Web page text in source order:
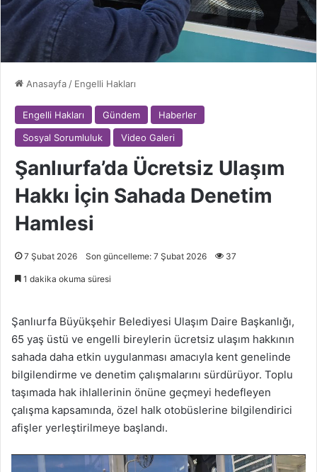
Anasayfa / Engelli Hakları
Engelli Hakları Gündem
Haberler
Sosyal Sorumluluk
Video Galeri
Şanlıurfa’da Ücretsiz Ulaşım
Hakkı İçin Sahada Denetim
Hamlesi
7 Şubat 2026 Son güncelleme: 7 Şubat 2026 37
1 dakika okuma süresi
Şanlıurfa Büyükşehir Belediyesi Ulaşım Daire Başkanlığı,
65 yaş üstü ve engelli bireylerin ücretsiz ulaşım hakkının
sahada daha etkin uygulanması amacıyla kent genelinde
bilgilendirme ve denetim çalışmalarını sürdürüyor. Toplu
taşımada hak ihlallerinin önüne geçmeyi hedefleyen
çalışma kapsamında, özel halk otobüslerine bilgilendirici
afişler yerleştirilmeye başlandı.